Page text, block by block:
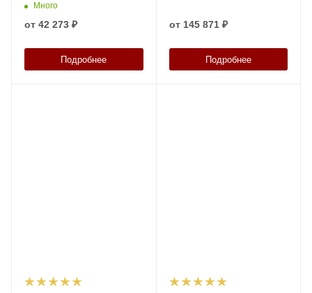
Много
от 42 273 ₽
Подробнее
от 145 871 ₽
Подробнее